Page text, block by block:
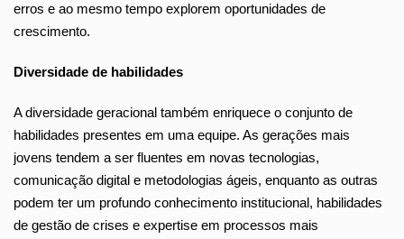
erros e ao mesmo tempo explorem oportunidades de
crescimento.
Diversidade de habilidades
A diversidade geracional também enriquece o conjunto de
habilidades presentes em uma equipe. As gerações mais
jovens tendem a ser fluentes em novas tecnologias,
comunicação digital e metodologias ágeis, enquanto as outras
podem ter um profundo conhecimento institucional, habilidades
de gestão de crises e expertise em processos mais